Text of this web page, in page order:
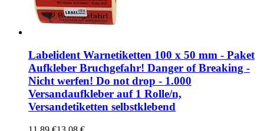
Labelident Warnetiketten 100 x 50 mm - Paket
Aufkleber Bruchgefahr! Danger of Breaking -
Nicht werfen! Do not drop - 1.000
Versandaufkleber auf 1 Rolle/n,
Versandetiketten selbstklebend